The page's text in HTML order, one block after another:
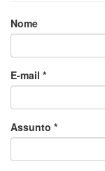
Nome
E-mail *
Assunto *